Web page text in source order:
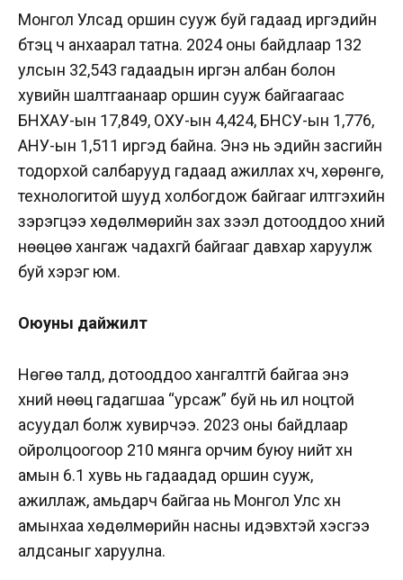
Монгол Улсад оршин сууж буй гадаад иргэдийн
бүтэц ч анхаарал татна. 2024 оны байдлаар 132
улсын 32,543 гадаадын иргэн албан болон
хувийн шалтгаанаар оршин сууж байгаагаас
БНХАУ-ын 17,849, ОХУ-ын 4,424, БНСУ-ын 1,776,
АНУ-ын 1,511 иргэд байна. Энэ нь эдийн засгийн
тодорхой салбарууд гадаад ажиллах хүч, хөрөнгө,
технологитой шууд холбогдож байгааг илтгэхийн
зэрэгцээ хөдөлмөрийн зах зээл дотооддоо хүний
нөөцөө хангаж чадахгүй байгааг давхар харуулж
буй хэрэг юм.
Оюуны дайжилт
Нөгөө талд, дотооддоо хангалтгүй байгаа энэ
хүний нөөц гадагшаа “урсаж” буй нь илүү ноцтой
асуудал болж хувирчээ. 2023 оны байдлаар
ойролцоогоор 210 мянга орчим буюу нийт хүн
амын 6.1 хувь нь гадаадад оршин сууж,
ажиллаж, амьдарч байгаа нь Монгол Улс хүн
амынхаа хөдөлмөрийн насны идэвхтэй хэсгээ
алдсаныг харуулна.